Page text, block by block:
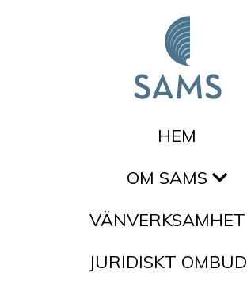
HEM
OM SAMS
VÄNVERKSAMHET
JURIDISKT OMBUD